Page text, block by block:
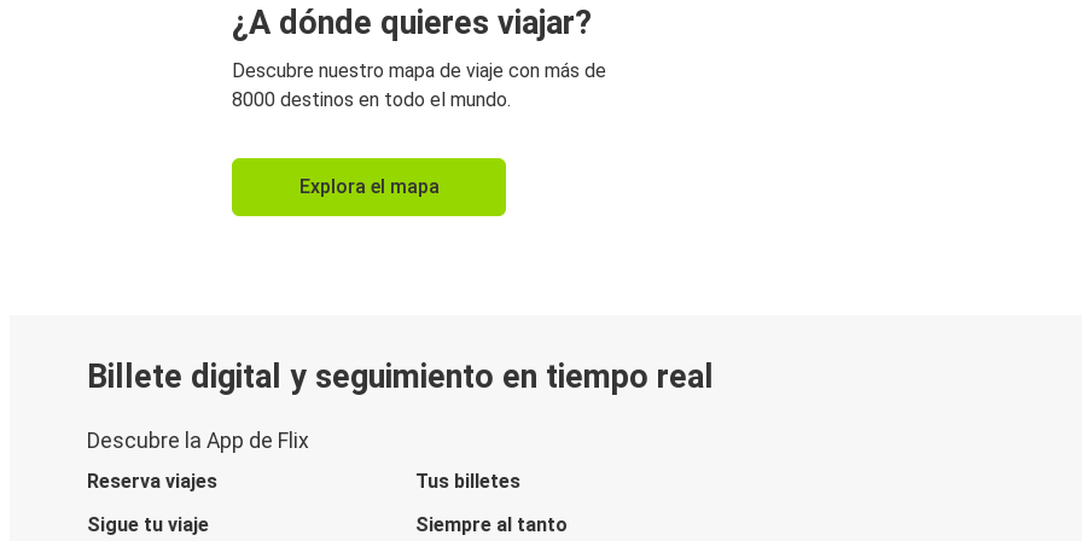
¿A dónde quieres viajar?
Descubre nuestro mapa de viaje con más de
8000 destinos en todo el mundo.
Explora el mapa
Billete digital y seguimiento en tiempo real
Descubre la App de Flix
Reserva viajes
Tus billetes
Sigue tu viaje
Siempre al tanto